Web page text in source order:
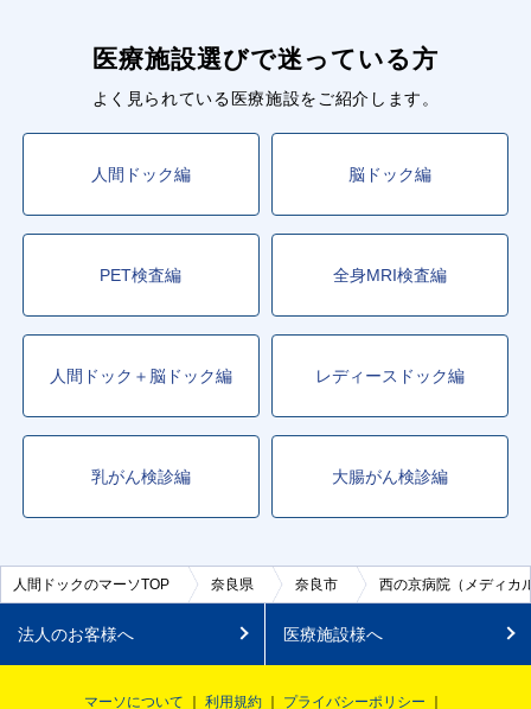
医療施設選びで迷っている方
よく見られている医療施設をご紹介します。
人間ドック編 脳ドック編
PET検査編 全身MRI検査編
人間ドック＋脳ドック編 レディースドック編
乳がん検診編 大腸がん検診編
人間ドックのマーソTOP 奈良県 奈良市 西の京病院（メディカ
法人のお客様へ 医療施設様へ
マーソについて 利用規約 プライバシーポリシー